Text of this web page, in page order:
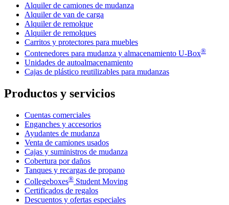
Alquiler de camiones de mudanza
Alquiler de van de carga
Alquiler de remolque
Alquiler de remolques
Carritos y protectores para muebles
Contenedores para mudanza y almacenamiento U-Box®
Unidades de autoalmacenamiento
Cajas de plástico reutilizables para mudanzas
Productos y servicios
Cuentas comerciales
Enganches y accesorios
Ayudantes de mudanza
Venta de camiones usados
Cajas y suministros de mudanza
Cobertura por daños
Tanques y recargas de propano
Collegeboxes® Student Moving
Certificados de regalos
Descuentos y ofertas especiales